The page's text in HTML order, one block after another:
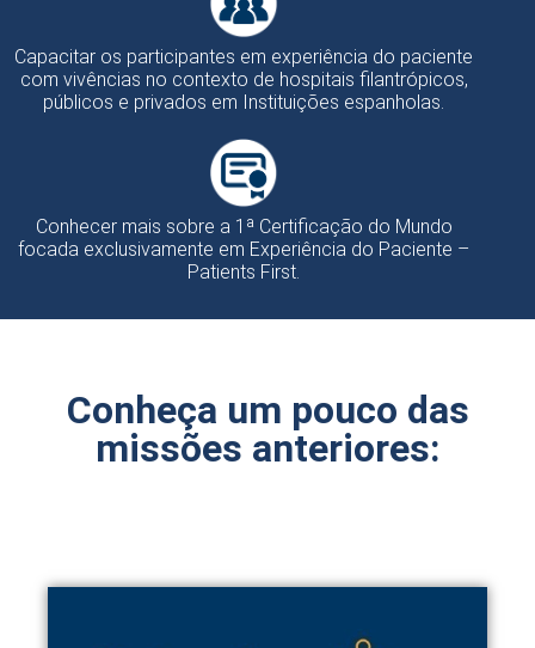
Capacitar os participantes em experiência do paciente
com vivências no contexto de hospitais filantrópicos,
públicos e privados em Instituições espanholas.
Conhecer mais sobre a 1ª Certificação do Mundo
focada exclusivamente em Experiência do Paciente –
Patients First.
Conheça um pouco das
missões anteriores: